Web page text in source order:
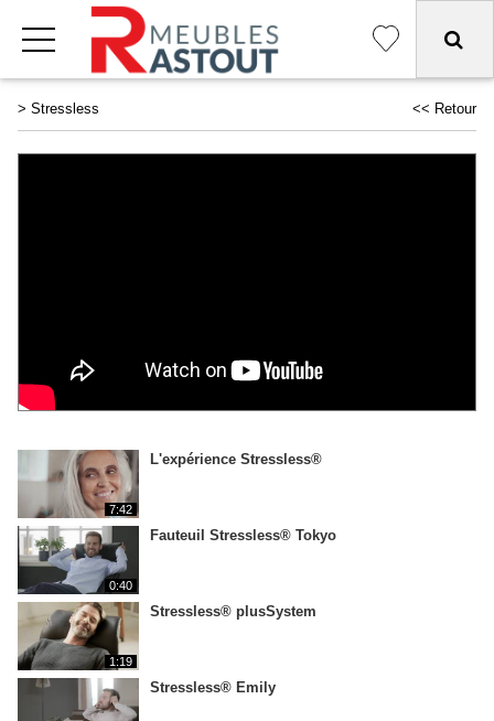
> Stressless << Retour
7:42
L'expérience Stressless®
0:40
Fauteuil Stressless® Tokyo
1:19
Stressless® plusSystem
Stressless® Emily